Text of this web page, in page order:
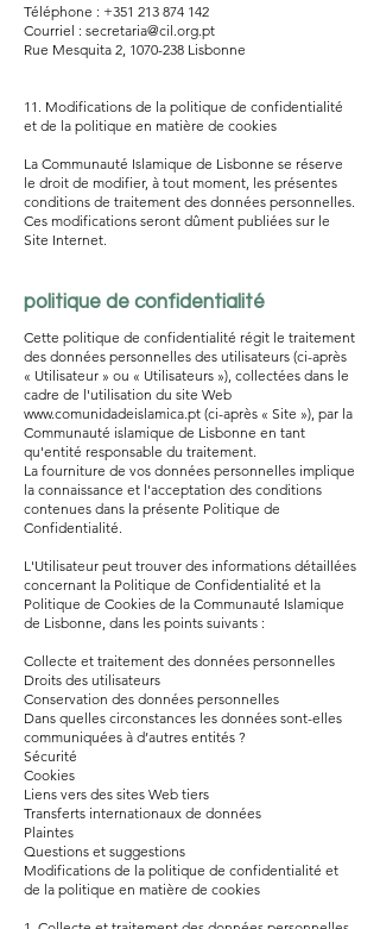
Téléphone : +351 213 874 142
Courriel : secretaria@cil.org.pt
Rue Mesquita 2, 1070-238 Lisbonne
11. Modifications de la politique de confidentialité
et de la politique en matière de cookies
La Communauté Islamique de Lisbonne se réserve
le droit de modifier, à tout moment, les présentes
conditions de traitement des données personnelles.
Ces modifications seront dûment publiées sur le
Site Internet.
politique de confidentialité
Cette politique de confidentialité régit le traitement
des données personnelles des utilisateurs (ci-après
« Utilisateur » ou « Utilisateurs »), collectées dans le
cadre de l'utilisation du site Web
www.comunidadeislamica.pt (ci-après « Site »), par la
Communauté islamique de Lisbonne en tant
qu'entité responsable du traitement.
La fourniture de vos données personnelles implique
la connaissance et l'acceptation des conditions
contenues dans la présente Politique de
Confidentialité.
L'Utilisateur peut trouver des informations détaillées
concernant la Politique de Confidentialité et la
Politique de Cookies de la Communauté Islamique
de Lisbonne, dans les points suivants :
Collecte et traitement des données personnelles
Droits des utilisateurs
Conservation des données personnelles
Dans quelles circonstances les données sont-elles
communiquées à d’autres entités ?
Sécurité
Cookies
Liens vers des sites Web tiers
Transferts internationaux de données
Plaintes
Questions et suggestions
Modifications de la politique de confidentialité et
de la politique en matière de cookies